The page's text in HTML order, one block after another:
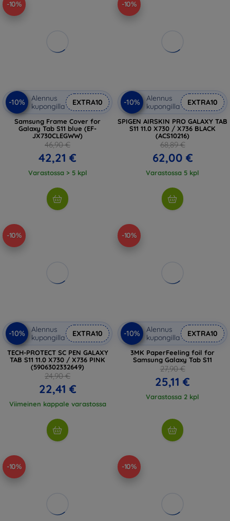
-10%
-10%
Alennus
kupongilla
EXTRA10
Samsung Frame Cover for
Galaxy Tab S11 blue (EF-
JX730CLEGWW)
46,90 €
42,21 €
Varastossa > 5 kpl
-10%
-10%
Alennus
kupongilla
EXTRA10
SPIGEN AIRSKIN PRO GALAXY TAB
S11 11.0 X730 / X736 BLACK
(ACS10216)
68,89 €
62,00 €
Varastossa 5 kpl
-10%
-10%
Alennus
kupongilla
EXTRA10
TECH-PROTECT SC PEN GALAXY
TAB S11 11.0 X730 / X736 PINK
(5906302332649)
24,90 €
22,41 €
Viimeinen kappale varastossa
-10%
-10%
Alennus
kupongilla
EXTRA10
3MK PaperFeeling foil for
Samsung Galaxy Tab S11
27,90 €
25,11 €
Varastossa 2 kpl
-10% -10%